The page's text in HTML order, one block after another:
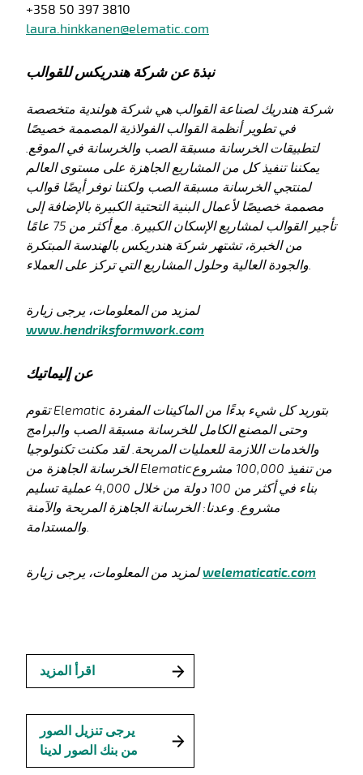
+358 50 397 3810
laura.hinkkanen@elematic.com
نبذة عن شركة هندريكس للقوالب
شركة هندريك لصناعة القوالب هي شركة هولندية متخصصة
في تطوير أنظمة القوالب الفولاذية المصممة خصيصًا
لتطبيقات الخرسانة مسبقة الصب والخرسانة في الموقع.
يمكننا تنفيذ كل من المشاريع الجاهزة على مستوى العالم
لمنتجي الخرسانة مسبقة الصب ولكننا نوفر أيضًا قوالب
مصممة خصيصًا لأعمال البنية التحتية الكبيرة بالإضافة إلى
تأجير القوالب لمشاريع الإسكان الكبيرة. مع أكثر من 75 عامًا
من الخبرة، تشتهر شركة هندريكس بالهندسة المبتكرة
والجودة العالية وحلول المشاريع التي تركز على العملاء.
لمزيد من المعلومات، يرجى زيارة
www.hendriksformwork.com
عن إليماتيك
تقوم Elematic بتوريد كل شيء بدءًا من الماكينات المفردة
وحتى المصنع الكامل للخرسانة مسبقة الصب والبرامج
والخدمات اللازمة للعمليات المربحة. لقد مكنت تكنولوجيا
الخرسانة الجاهزة من Elematicمن تنفيذ 100,000 مشروع
بناء في أكثر من 100 دولة من خلال 4,000 عملية تسليم
مشروع. وعدنا: الخرسانة الجاهزة المربحة والآمنة
والمستدامة.
لمزيد من المعلومات، يرجى زيارةwelematicatic.com
اقرأ المزيد
يرجى تنزيل الصور
من بنك الصور لدينا